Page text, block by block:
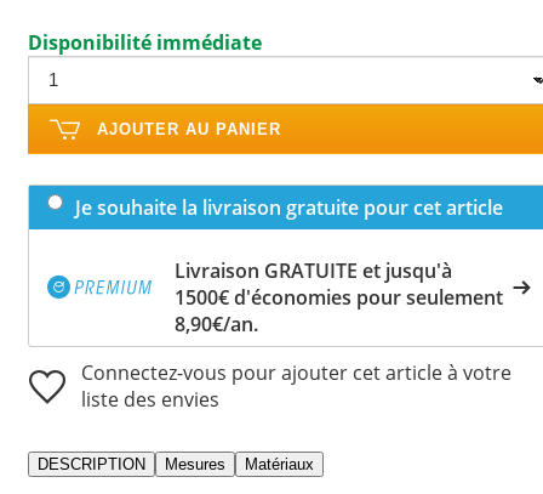
Disponibilité immédiate
AJOUTER AU PANIER
Je souhaite la livraison gratuite pour cet article
Livraison GRATUITE et jusqu'à
1500€ d'économies pour seulement
8,90€/an.
Connectez-vous pour ajouter cet article à votre
liste des envies
DESCRIPTION Mesures Matériaux